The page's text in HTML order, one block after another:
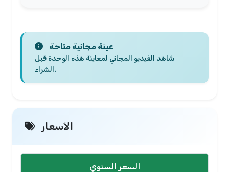
عينة مجانية متاحة
شاهد الفيديو المجاني لمعاينة هذه الوحدة قبل
الشراء.
الأسعار
السعر السنوي